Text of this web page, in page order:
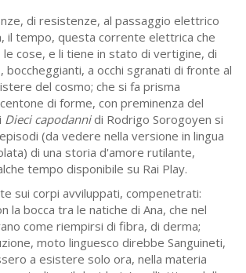
di resistenze, al passaggio elettrico
il tempo, questa corrente elettrica che
cose, e li tiene in stato di vertigine, di
boccheggianti, a occhi sgranati di fronte al
del cosmo; che si fa prisma
di forme, con preminenza del
Dieci capodannidi Rodrigo Sorogoyen si
(da vedere nella versione in lingua
di una storia d'amore rutilante,
tempo disponibile su Rai Play.
sui corpi avviluppati, compenetrati:
la bocca tra le natiche di Ana, che nel
come riempirsi di fibra, di derma;
moto linguesco direbbe Sanguineti,
a esistere solo ora, nella materia